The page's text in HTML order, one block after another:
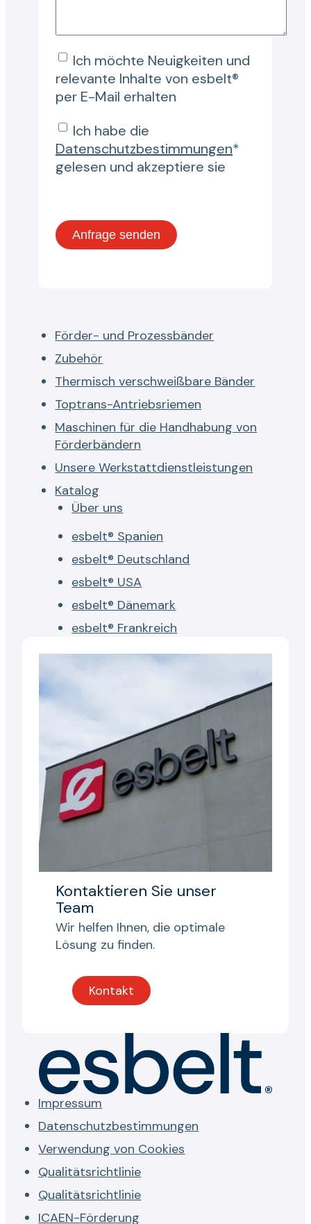
Ich möchte Neuigkeiten und
relevante Inhalte von esbelt®
per E-Mail erhalten
Ich habe die
Datenschutzbestimmungen*
gelesen und akzeptiere sie
Förder- und Prozessbänder
Zubehör
Thermisch verschweißbare Bänder
Toptrans-Antriebsriemen
Maschinen für die Handhabung von
Förderbändern
Unsere Werkstattdienstleistungen
Katalog
Über uns
esbelt® Spanien
esbelt® Deutschland
esbelt® USA
esbelt® Dänemark
esbelt® Frankreich
Kontaktieren Sie unser
Team
Wir helfen Ihnen, die optimale
Lösung zu finden.
Kontakt
Impressum
Datenschutzbestimmungen
Verwendung von Cookies
Qualitätsrichtlinie
Qualitätsrichtlinie
ICAEN-Förderung